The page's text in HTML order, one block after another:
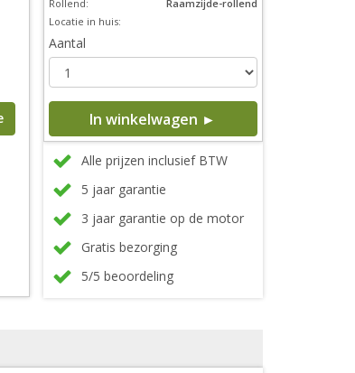
Rollend:
Raamzijde-rollend
Locatie in huis:
Aantal
In winkelwagen ►
Alle prijzen inclusief BTW
5 jaar garantie
3 jaar garantie op de motor
Gratis bezorging
5/5 beoordeling